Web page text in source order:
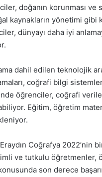
doğanın korunması
kaynakların yönetimi gibi
dünyayı daha iyi
dahil edilen teknolojik
coğrafi bilgi
öğrenciler, coğrafi
Eğitim, öğretim
Coğrafya 2022’nin
ve tutkulu öğretmenler,
son derece